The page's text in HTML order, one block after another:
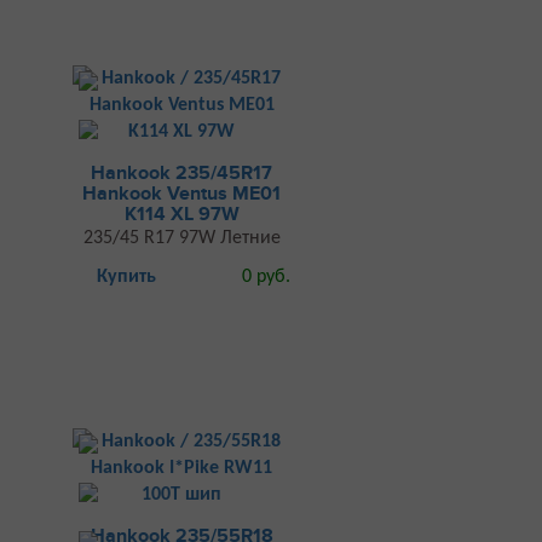
Hankook 235/45R17
Hankook Ventus ME01
K114 XL 97W
235/45 R17 97W Летние
Купить
0 руб.
Hankook 235/55R18